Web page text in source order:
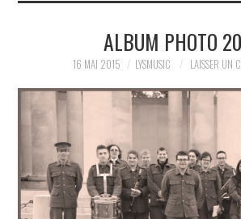
BILLETTERIE
INSCRIPTIONS
SUIVEZ-NOUS !
ALBUM PHOTO
16 MAI 2015 LYSMUSIC LAISSER UN